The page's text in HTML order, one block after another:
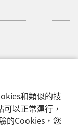
和類似的技
以正常運行，
的Cookies，您